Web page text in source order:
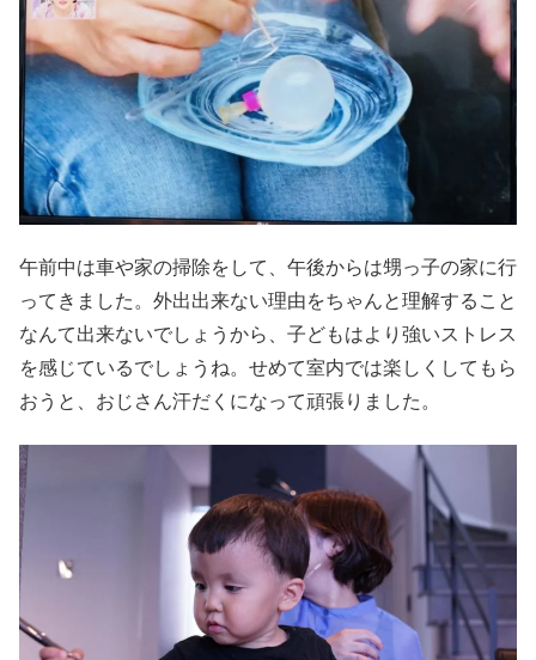
午前中は車や家の掃除をして、午後からは甥っ子の家に行
ってきました。外出出来ない理由をちゃんと理解すること
なんて出来ないでしょうから、子どもはより強いストレス
を感じているでしょうね。せめて室内では楽しくしてもら
おうと、おじさん汗だくになって頑張りました。